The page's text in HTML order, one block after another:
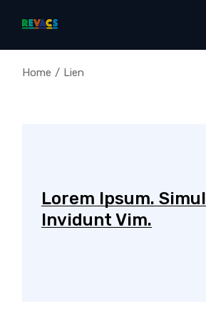
Home Lien
Lorem Ipsum. Simul
Invidunt Vim.